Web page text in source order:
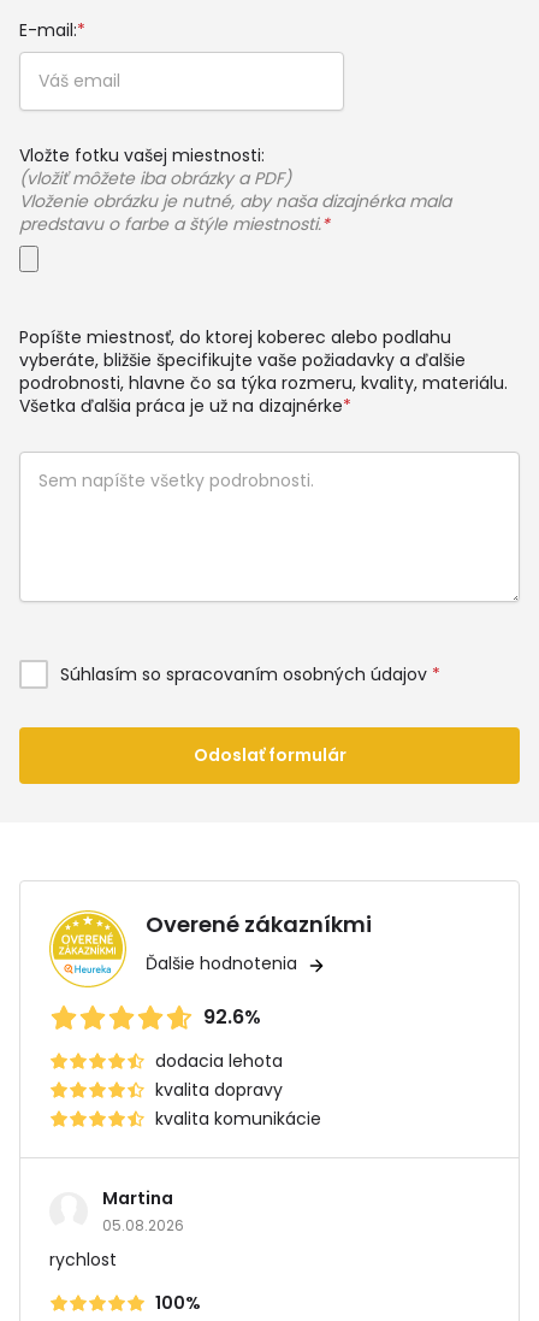
E-mail:*
Vložte fotku vašej miestnosti:
(vložiť môžete iba obrázky a PDF)
Vloženie obrázku je nutné, aby naša dizajnérka mala
predstavu o farbe a štýle miestnosti.*
Popíšte miestnosť, do ktorej koberec alebo podlahu
vyberáte, bližšie špecifikujte vaše požiadavky a ďalšie
podrobnosti, hlavne čo sa týka rozmeru, kvality, materiálu.
Všetka ďalšia práca je už na dizajnérke*
Súhlasím so spracovaním osobných údajov *
Odoslať formulár
Overené zákazníkmi
Ďalšie hodnotenia
92.6%
dodacia lehota
kvalita dopravy
kvalita komunikácie
Martina
05.08.2026
rychlost
100%